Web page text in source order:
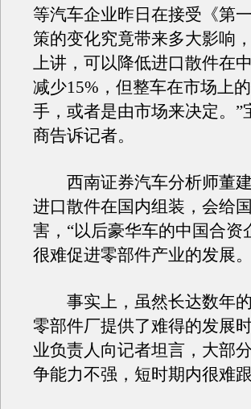
等汽车企业昨日在接受《第
策的变化究竟带来多大影响
上讲，可以降低进口散件在
减少15%，但整车在市场上
手，或者是由市场来决定。”
商告诉记者。
西南证券汽车分析师董建
进口散件在国内组装，会给
害，“以后豪华车的中国合
很难促进零部件产业的发展
事实上，虽然长达数年的
零部件厂提供了难得的发展
业负责人向记者坦言，大部
争能力不强，短时期内很难